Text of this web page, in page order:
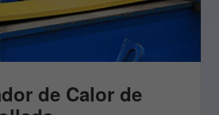
de Calor de